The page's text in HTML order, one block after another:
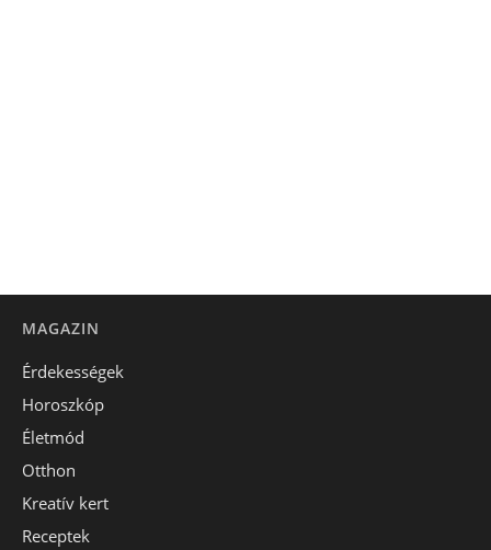
MAGAZIN
Érdekességek
Horoszkóp
Életmód
Otthon
Kreatív kert
Receptek